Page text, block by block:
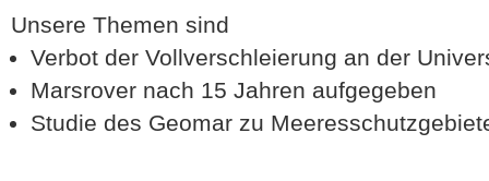
Unsere Themen sind
Verbot der Vollverschleierung an der
Marsrover nach 15 Jahren aufgegeben
Studie des Geomar zu